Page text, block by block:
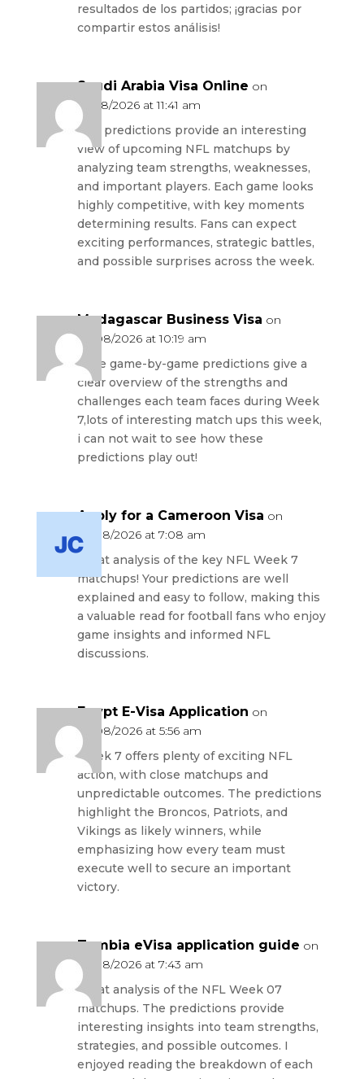
resultados de los partidos; ¡gracias por
compartir estos análisis!
Saudi Arabia Visa Online on
01/08/2026 at 11:41 am
The predictions provide an interesting
view of upcoming NFL matchups by
analyzing team strengths, weaknesses,
and important players. Each game looks
highly competitive, with key moments
determining results. Fans can expect
exciting performances, strategic battles,
and possible surprises across the week.
Madagascar Business Visa on
03/08/2026 at 10:19 am
Here game-by-game predictions give a
clear overview of the strengths and
challenges each team faces during Week
7,lots of interesting match ups this week,
i can not wait to see how these
predictions play out!
Apply for a Cameroon Visa on
05/08/2026 at 7:08 am
Great analysis of the key NFL Week 7
matchups! Your predictions are well
explained and easy to follow, making this
a valuable read for football fans who enjoy
game insights and informed NFL
discussions.
Egypt E-Visa Application on
06/08/2026 at 5:56 am
Week 7 offers plenty of exciting NFL
action, with close matchups and
unpredictable outcomes. The predictions
highlight the Broncos, Patriots, and
Vikings as likely winners, while
emphasizing how every team must
execute well to secure an important
victory.
Zambia eVisa application guide on
07/08/2026 at 7:43 am
Great analysis of the NFL Week 07
matchups. The predictions provide
interesting insights into team strengths,
strategies, and possible outcomes. I
enjoyed reading the breakdown of each